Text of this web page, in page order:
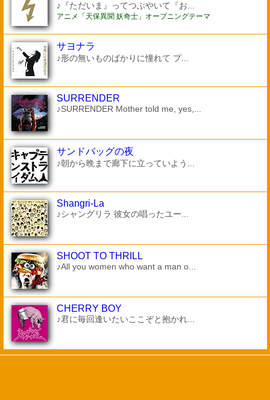
♪『ただいま』ってつぶやいて『お...
アニメ「天保異聞 妖奇士」オープニングテーマ
サヨナラ
♪形の無いものばかりに憧れて プ...
SURRENDER
♪SURRENDER Mother told me, yes,...
サンドバッグの夜
♪朝から晩まで廊下に立っていよう...
Shangri-La
♪シャングリラ 彼女の唱ったユー...
SHOOT TO THRILL
♪All you women who want a man o...
CHERRY BOY
♪君に毎回逢いたいここぞと抱かれ...